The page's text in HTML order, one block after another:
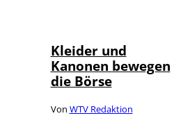
Kleider und
Kanonen bewegen
die Börse
Von WTV Redaktion